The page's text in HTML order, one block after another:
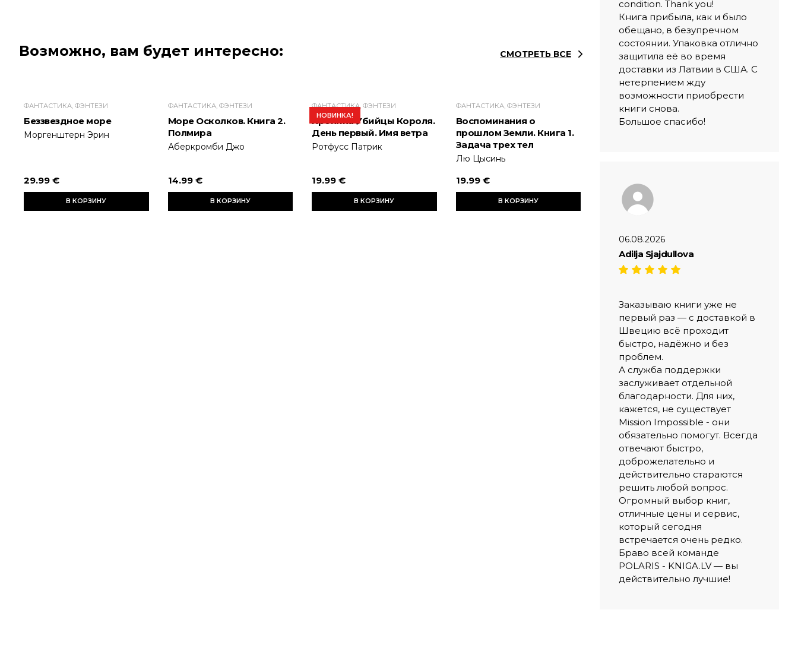
Возможно, вам будет интересно: СМОТРЕТЬ ВСЕ
ФАНТАСТИКА, ФЭНТЕЗИ
Беззвездное море
Моргенштерн Эрин
29.99 €
В КОРЗИНУ
ФАНТАСТИКА, ФЭНТЕЗИ
Море Осколков. Книга 2.
Полмира
Аберкромби Джо
14.99 €
В КОРЗИНУ
НОВИНКА!
ФАНТАСТИКА, ФЭНТЕЗИ
Хроника Убийцы Короля.
День первый. Имя ветра
Ротфусс Патрик
19.99 €
В КОРЗИНУ
ФАНТАСТИКА, ФЭНТЕЗИ
Воспоминания о
прошлом Земли. Книга 1.
Задача трех тел
Лю Цысинь
19.99 €
В КОРЗИНУ
condition. Thank you!
Книга прибыла, как и было
обещано, в безупречном
состоянии. Упаковка отлично
защитила её во время
доставки из Латвии в США. С
нетерпением жду
возможности приобрести
книги снова.
Большое спасибо!
06.08.2026
Adilja Sjajdullova
Заказываю книги уже не
первый раз — с доставкой в
Швецию всё проходит
быстро, надёжно и без
проблем.
А служба поддержки
заслуживает отдельной
благодарности. Для них,
кажется, не существует
Mission Impossible - они
обязательно помогут. Всегда
отвечают быстро,
доброжелательно и
действительно стараются
решить любой вопрос.
Огромный выбор книг,
отличные цены и сервис,
который сегодня
встречается очень редко.
Браво всей команде
POLARIS - KNIGA.LV — вы
действительно лучшие!